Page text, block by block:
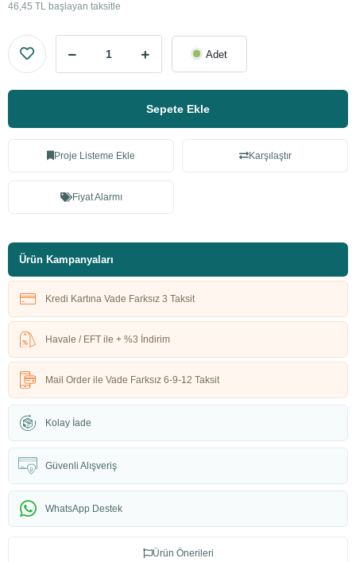
46,45 TL başlayan taksitle
Adet
Sepete Ekle
Proje Listeme Ekle Karşılaştır
Fiyat Alarmı
Ürün Kampanyaları
Kredi Kartına Vade Farksız 3 Taksit
Havale / EFT ile + %3 İndirim
Mail Order ile Vade Farksız 6-9-12 Taksit
Kolay İade
Güvenli Alışveriş
WhatsApp Destek
Ürün Önerileri